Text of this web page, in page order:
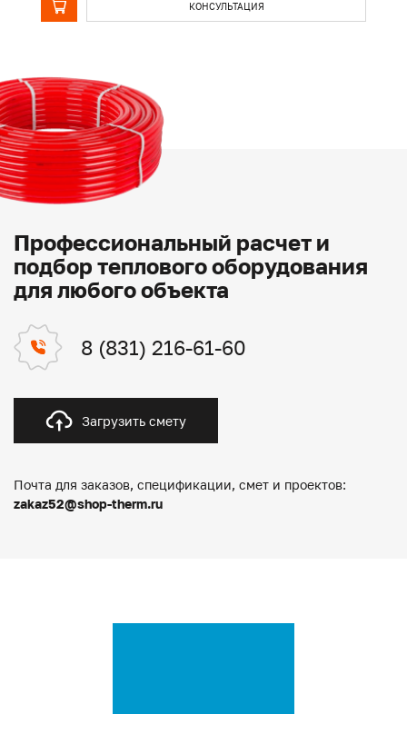
КОНСУЛЬТАЦИЯ
Профессиональный расчет и
подбор теплового оборудования
для любого объекта
8 (831) 216-61-60
Загрузить смету
Почта для заказов, спецификации, смет и проектов:
zakaz52@shop-therm.ru